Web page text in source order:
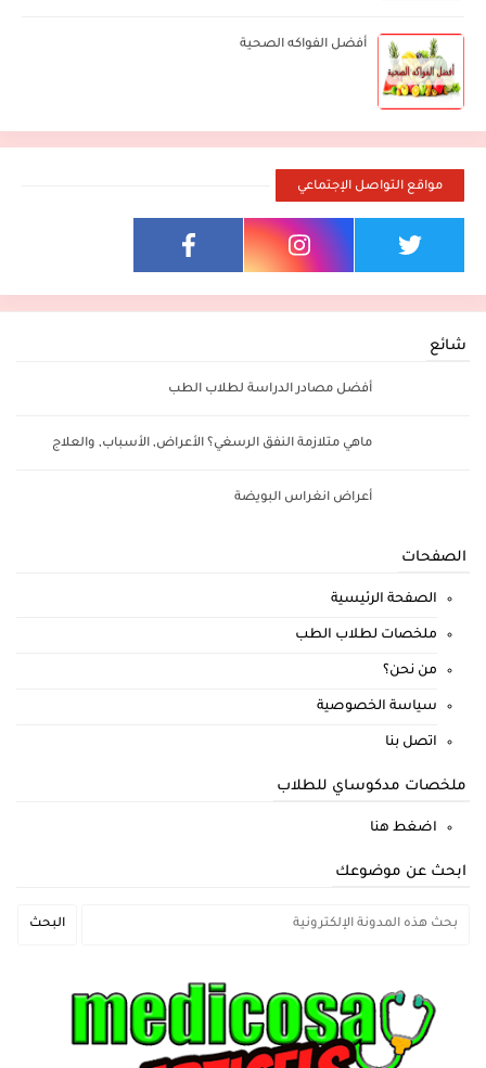
أفضل الفواكه الصحية
مواقع التواصل الإجتماعي
شائع
أفضل مصادر الدراسة لطلاب الطب
ماهي متلازمة النفق الرسغي؟ الأعراض, الأسباب, والعلاج
أعراض انغراس البويضة
الصفحات
الصفحة الرئيسية
ملخصات لطلاب الطب
من نحن؟
سياسة الخصوصية
اتصل بنا
ملخصات مدكوساي للطلاب
اضغط هنا
ابحث عن موضوعك